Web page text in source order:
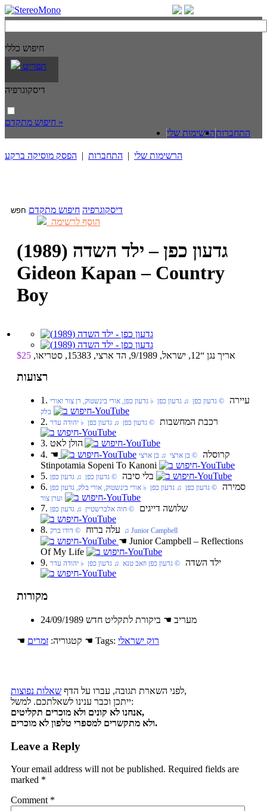
תפריט
חיפוש כללי
חיפוש מתקדם »
התחברותהרשימות שלי
הרשימות שלי | התחברות | הפסק מוסיקה ברקע
דיסקוגרפיה חיפוש מתקדם
הוסף לרשימה
גדעון כפן – ילד השדה (1989)
Gideon Kapan – Country
Boy
אריך נגן “12, ישראל, 9/1989, הד ארצי, 15383, סטריאו, $25
רצועות
1. עיירה ‏ © גדעון כפן‏ ♫ גדעון כפן‏ ♭ גדעון כפן, אורי בינשטוק, רן צור ואורי
בלק
2. רכבת המחשבות ‏ © גדעון כפן‏ ♫ גדעון כפן‏ ♭ יהודה עדר
3. הולן לאט
4. קרוסלה ‏ © בן ארצי‏ ♫ בן ארצי
☚
Stinpotamia Sopeni To Kanoni
5. בלי סיבה ‏ © גדעון כפן‏ ♫ גדעון כפן
6. סמירה ‏ © גדעון כפן‏ ♫ גדעון כפן‏ ♭ אורי בינשטוק, אורי בלק, גדעון כפן
וערן צור
7. שלושה דייגים ‏ © חוה אלברשטיין‏ ♫ גדעון כפן
8. עלה ברוח ‏ © דודו ברק‏ ♫ Junior Campbell
☚ Junior Campbell – Reflections
Of My Life
9. ילד השדה ‏ © גדעון כפן וזאב טנא‏ ♫ גדעון כפן‏ ♭ יהודה עדר
מקורות
24/09/1989 מעריב ☚ ביקורת לתקליט חדש
☚ קטגוריה: זמרים ☚ Tags: רוק ישראלי
לפני השארת תגובה, עברו על הדף שאלות נפוצות
,
ייתכן וכבר ענינו לשאלתכם. למשל:
אנחנו לא קונים ולא מוכרים תקליטים,
ולא מתקשרים למספרי טלפון לא מוכרים.
Leave a Reply
Your email address will not be published. Required fields are
marked *
Comment *